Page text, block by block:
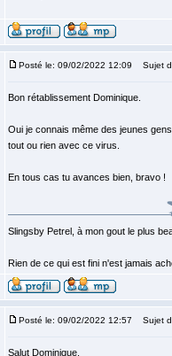
Posté le: 09/02/2022 12:09 Sujet
Bon rétablissement Dominique.
Oui je connais même des jeunes
tout ou rien avec ce virus.
En tous cas tu avances bien, bravo !
Slingsby Petrel, à mon gout le plus
Rien de ce qui est fini n'est jamais
Posté le: 09/02/2022 12:57 Sujet
Salut Dominique,